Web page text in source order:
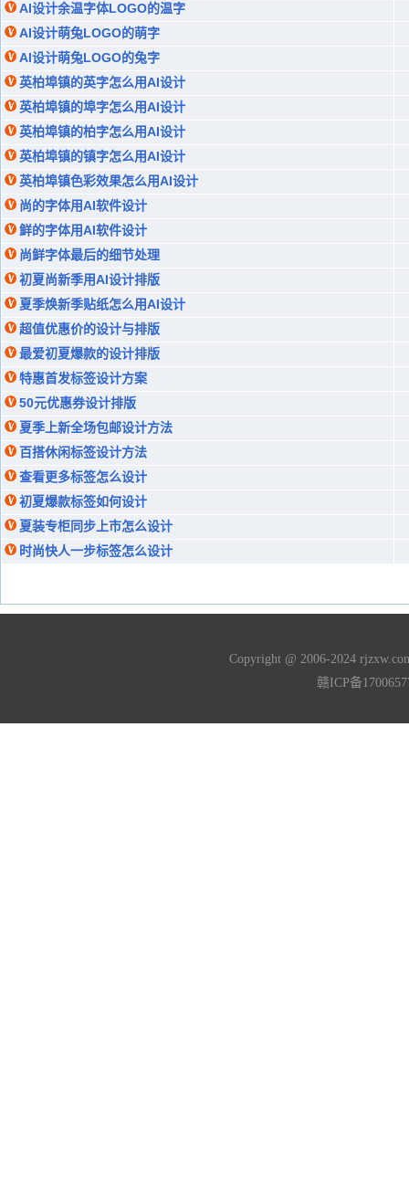
AI设计余温字体LOGO的温字
AI设计萌兔LOGO的萌字
AI设计萌兔LOGO的兔字
英柏埠镇的英字怎么用AI设计
英柏埠镇的埠字怎么用AI设计
英柏埠镇的柏字怎么用AI设计
英柏埠镇的镇字怎么用AI设计
英柏埠镇色彩效果怎么用AI设计
尚的字体用AI软件设计
鲜的字体用AI软件设计
尚鲜字体最后的细节处理
初夏尚新季用AI设计排版
夏季焕新季贴纸怎么用AI设计
超值优惠价的设计与排版
最爱初夏爆款的设计排版
特惠首发标签设计方案
50元优惠券设计排版
夏季上新全场包邮设计方法
百搭休闲标签设计方法
查看更多标签怎么设计
初夏爆款标签如何设计
夏装专柜同步上市怎么设计
时尚快人一步标签怎么设计
Copyright @ 2006-2024
赣ICP备